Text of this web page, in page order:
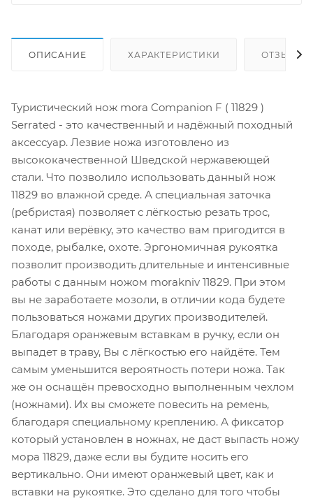
ОПИСАНИЕ ХАРАКТЕРИСТИКИ ОТЗЫВЫ
Туристический нож mora Companion F ( 11829 )
Serrated - это качественный и надёжный походный
аксессуар. Лезвие ножа изготовлено из
высококачественной Шведской нержавеющей
стали. Что позволило использовать данный нож
11829 во влажной среде. А специальная заточка
(ребристая) позволяет с лёгкостью резать трос,
канат или верёвку, это качество вам пригодится в
походе, рыбалке, охоте. Эргономичная рукоятка
позволит производить длительные и интенсивные
работы с данным ножом morakniv 11829. При этом
вы не заработаете мозоли, в отличии кода будете
пользоваться ножами других производителей.
Благодаря оранжевым вставкам в ручку, если он
выпадет в траву, Вы с лёгкостью его найдёте. Тем
самым уменьшится вероятность потери ножа. Так
же он оснащён превосходно выполненным чехлом
(ножнами). Их вы сможете повесить на ремень,
благодаря специальному креплению. А фиксатор
который установлен в ножнах, не даст выпасть ножу
мора 11829, даже если вы будите носить его
вертикально. Они имеют оранжевый цвет, как и
вставки на рукоятке. Это сделано для того чтобы